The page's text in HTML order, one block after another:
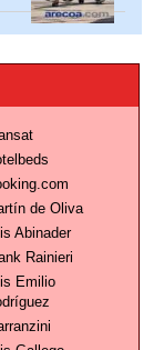
de Oliva
Abinader
Rainieri
Emilio